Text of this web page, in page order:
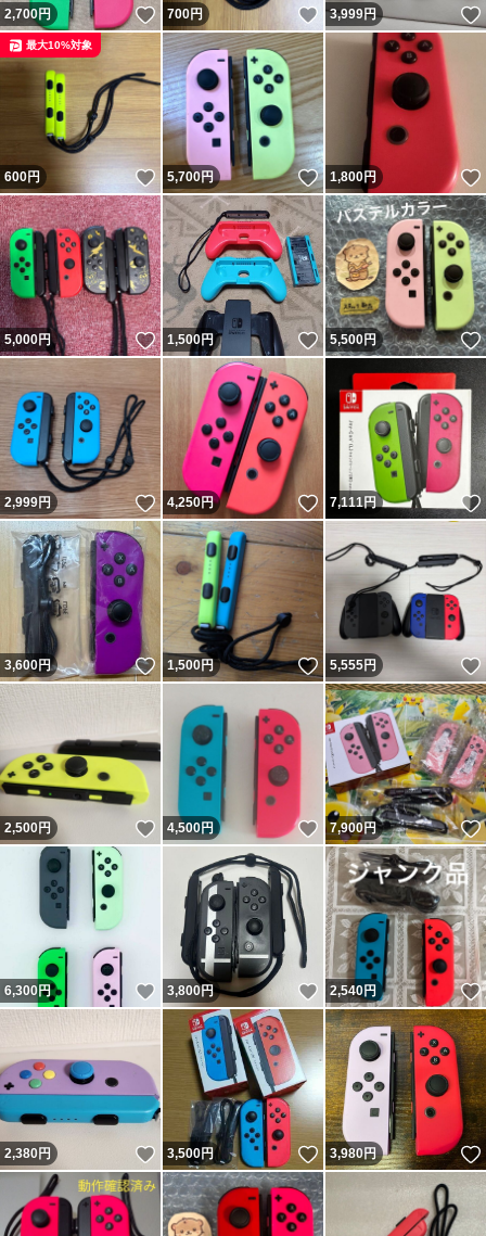
2,700円 いいね！
700円 いいね！
3,999円
600円 いいね！
最大10%対象
5,700円 いいね！
1,800円
5,000円 いいね！
1,500円 いいね！
5,500円
2,999円 いいね！
4,250円 いいね！
7,111円
3,600円 いいね！
1,500円 いいね！
5,555円
2,500円 いいね！
4,500円 いいね！
7,900円
6,300円 いいね！
3,800円 いいね！
2,540円
2,380円 いいね！
3,500円 いいね！
3,980円